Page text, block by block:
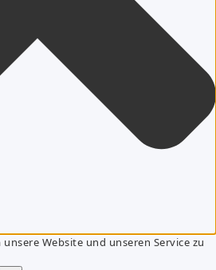
Website und unseren Service zu